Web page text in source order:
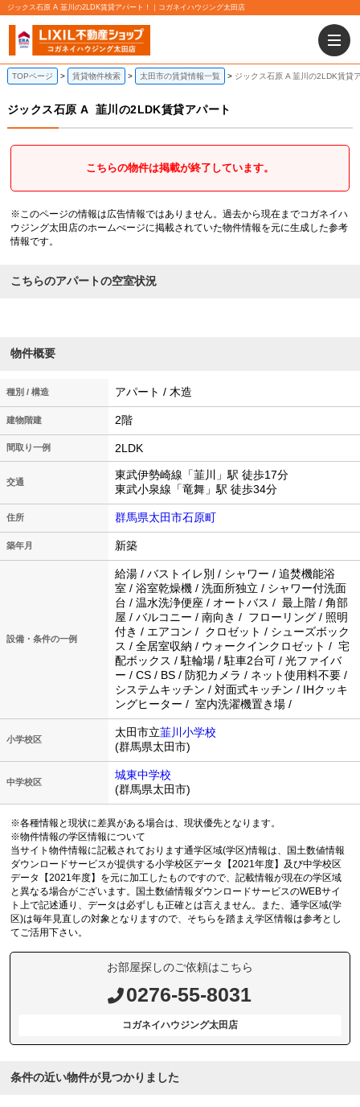
ジックス石原 A 韮川の2LDK賃貸アパート！｜コガネイハウジング太田店
TOPページ 賃貸物件検索 太田市の賃貸情報一覧 ジックス石原 A 韮川の2LDK賃貸
ジックス石原 A 韮川の2LDK賃貸アパート
こちらの物件は掲載が終了しています。
※このページの情報は広告情報ではありません。過去から現在までコガネイハ
ウジング太田店のホームぺージに掲載されていた物件情報を元に生成した参考
情報です。
こちらのアパートの空室状況
物件概要
種別 / 構造 アパート / 木造
建物階建 2階
間取り一例 2LDK
交通
東武伊勢崎線「韮川」駅 徒歩17分
東武小泉線「竜舞」駅 徒歩34分
住所 群馬県太田市石原町
築年月 新築
設備・条件の一例
給湯 / バストイレ別 / シャワー / 追焚機能浴
室 / 浴室乾燥機 / 洗面所独立 / シャワー付洗面
台 / 温水洗浄便座 / オートバス / 最上階 / 角部
屋 / バルコニー / 南向き / フローリング / 照明
付き / エアコン / クロゼット / シューズボック
ス / 全居室収納 / ウォークインクロゼット / 宅
配ボックス / 駐輪場 / 駐車2台可 / 光ファイバ
ー / CS / BS / 防犯カメラ / ネット使用料不要 /
システムキッチン / 対面式キッチン / IHクッキ
ングヒーター / 室内洗濯機置き場 /
小学校区
太田市立韮川小学校
(群馬県太田市)
中学校区
城東中学校
(群馬県太田市)
※各種情報と現状に差異がある場合は、現状優先となります。
※物件情報の学区情報について
当サイト物件情報に記載されております通学区域(学区)情報は、国土数値情報
ダウンロードサービスが提供する小学校区データ【2021年度】及び中学校区
データ【2021年度】を元に加工したものですので、記載情報が現在の学区域
と異なる場合がございます。国土数値情報ダウンロードサービスのWEBサイ
ト上で記述通り、データは必ずしも正確とは言えません。また、通学区域(学
区)は毎年見直しの対象となりますので、そちらを踏まえ学区情報は参考とし
てご活用下さい。
お部屋探しのご依頼はこちら
0276-55-8031
コガネイハウジング太田店
条件の近い物件が見つかりました